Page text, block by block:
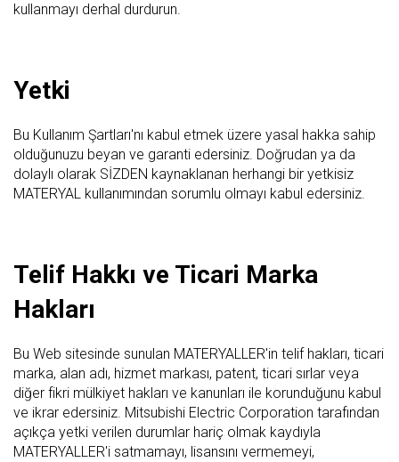
kullanmayı derhal durdurun.
Yetki
Bu Kullanım Şartları'nı kabul etmek üzere yasal hakka sahip
olduğunuzu beyan ve garanti edersiniz. Doğrudan ya da
dolaylı olarak SİZDEN kaynaklanan herhangi bir yetkisiz
MATERYAL kullanımından sorumlu olmayı kabul edersiniz.
Telif Hakkı ve Ticari Marka
Hakları
Bu Web sitesinde sunulan MATERYALLER'in telif hakları, ticari
marka, alan adı, hizmet markası, patent, ticari sırlar veya
diğer fikri mülkiyet hakları ve kanunları ile korunduğunu kabul
ve ikrar edersiniz. Mitsubishi Electric Corporation tarafından
açıkça yetki verilen durumlar hariç olmak kaydıyla
MATERYALLER'i satmamayı, lisansını vermemeyi,